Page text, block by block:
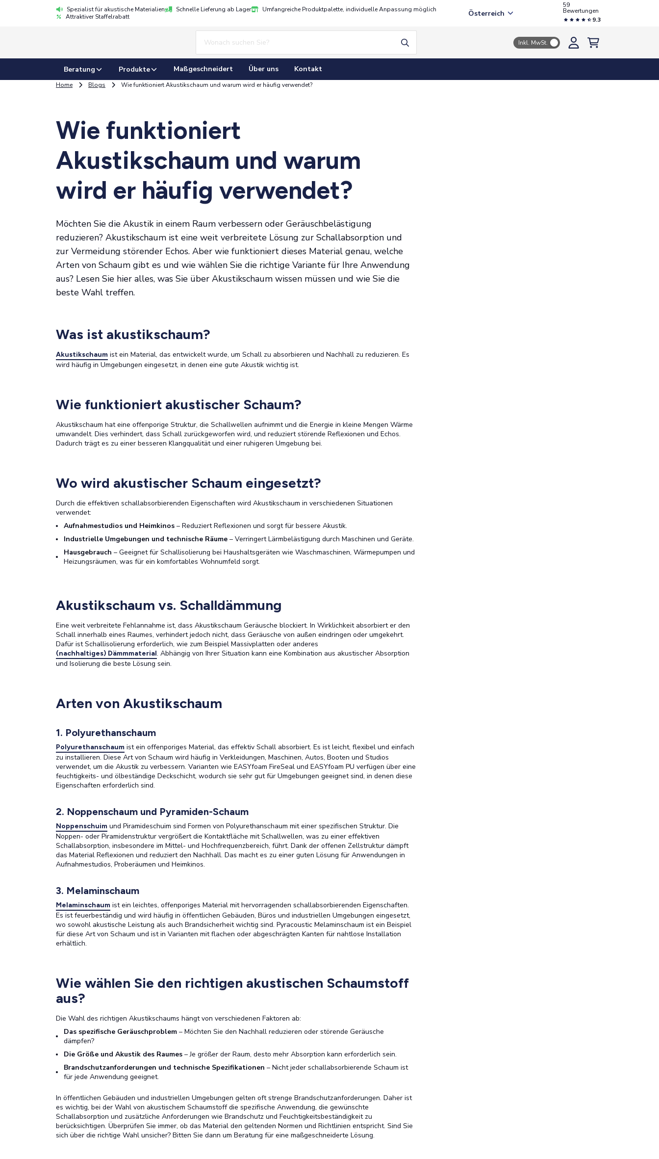
Spezialist für akustische Materialien Schnelle Lieferung ab Lager
Umfangreiche Produktpalette, individuelle Anpassung möglich
Attraktiver Staffelrabatt
Österreich
59
Bewertungen
9.3
Inkl. MwSt.
Beratung Produkte Maßgeschneidert Über uns Kontakt
Home Blogs Wie funktioniert Akustikschaum und warum wird er häufig verwendet?
Wie funktioniert
Akustikschaum und warum
wird er häufig verwendet?
Möchten Sie die Akustik in einem Raum verbessern oder Geräuschbelästigung
reduzieren? Akustikschaum ist eine weit verbreitete Lösung zur Schallabsorption und
zur Vermeidung störender Echos. Aber wie funktioniert dieses Material genau, welche
Arten von Schaum gibt es und wie wählen Sie die richtige Variante für Ihre Anwendung
aus? Lesen Sie hier alles, was Sie über Akustikschaum wissen müssen und wie Sie die
beste Wahl treffen.
Was ist akustikschaum?
Akustikschaum ist ein Material, das entwickelt wurde, um Schall zu absorbieren und Nachhall zu reduzieren. Es
wird häufig in Umgebungen eingesetzt, in denen eine gute Akustik wichtig ist.
Wie funktioniert akustischer Schaum?
Akustikschaum hat eine offenporige Struktur, die Schallwellen aufnimmt und die Energie in kleine Mengen Wärme
umwandelt. Dies verhindert, dass Schall zurückgeworfen wird, und reduziert störende Reflexionen und Echos.
Dadurch trägt es zu einer besseren Klangqualität und einer ruhigeren Umgebung bei.
Wo wird akustischer Schaum eingesetzt?
Durch die effektiven schallabsorbierenden Eigenschaften wird Akustikschaum in verschiedenen Situationen
verwendet:
Aufnahmestudios und Heimkinos – Reduziert Reflexionen und sorgt für bessere Akustik.
Industrielle Umgebungen und technische Räume – Verringert Lärmbelästigung durch Maschinen und Geräte.
Hausgebrauch – Geeignet für Schallisolierung bei Haushaltsgeräten wie Waschmaschinen, Wärmepumpen und
Heizungsräumen, was für ein komfortables Wohnumfeld sorgt.
Akustikschaum vs. Schalldämmung
Eine weit verbreitete Fehlannahme ist, dass Akustikschaum Geräusche blockiert. In Wirklichkeit absorbiert er den
Schall innerhalb eines Raumes, verhindert jedoch nicht, dass Geräusche von außen eindringen oder umgekehrt.
Dafür ist Schallisolierung erforderlich, wie zum Beispiel Massivplatten oder anderes
(nachhaltiges) Dämmmaterial. Abhängig von Ihrer Situation kann eine Kombination aus akustischer Absorption
und Isolierung die beste Lösung sein.
Arten von Akustikschaum
1. Polyurethanschaum
Polyurethanschaum ist ein offenporiges Material, das effektiv Schall absorbiert. Es ist leicht, flexibel und einfach
zu installieren. Diese Art von Schaum wird häufig in Verkleidungen, Maschinen, Autos, Booten und Studios
verwendet, um die Akustik zu verbessern. Varianten wie EASYfoam FireSeal und EASYfoam PU verfügen über eine
feuchtigkeits- und ölbeständige Deckschicht, wodurch sie sehr gut für Umgebungen geeignet sind, in denen diese
Eigenschaften erforderlich sind.
2. Noppenschaum und Pyramiden-Schaum
Noppenschuim und Piramideschuim sind Formen von Polyurethanschaum mit einer spezifischen Struktur. Die
Noppen- oder Piramidenstruktur vergrößert die Kontaktfläche mit Schallwellen, was zu einer effektiven
Schallabsorption, insbesondere im Mittel- und Hochfrequenzbereich, führt. Dank der offenen Zellstruktur dämpft
das Material Reflexionen und reduziert den Nachhall. Das macht es zu einer guten Lösung für Anwendungen in
Aufnahmestudios, Proberäumen und Heimkinos.
3. Melaminschaum
Melaminschaum ist ein leichtes, offenporiges Material mit hervorragenden schallabsorbierenden Eigenschaften.
Es ist feuerbeständig und wird häufig in öffentlichen Gebäuden, Büros und industriellen Umgebungen eingesetzt,
wo sowohl akustische Leistung als auch Brandsicherheit wichtig sind. Pyracoustic Melaminschaum ist ein Beispiel
für diese Art von Schaum und ist in Varianten mit flachen oder abgeschrägten Kanten für nahtlose Installation
erhältlich.
Wie wählen Sie den richtigen akustischen Schaumstoff
aus?
Die Wahl des richtigen Akustikschaums hängt von verschiedenen Faktoren ab:
Das spezifische Geräuschproblem – Möchten Sie den Nachhall reduzieren oder störende Geräusche
dämpfen?
Die Größe und Akustik des Raumes – Je größer der Raum, desto mehr Absorption kann erforderlich sein.
Brandschutzanforderungen und technische Spezifikationen – Nicht jeder schallabsorbierende Schaum ist
für jede Anwendung geeignet.
In öffentlichen Gebäuden und industriellen Umgebungen gelten oft strenge Brandschutzanforderungen. Daher ist
es wichtig, bei der Wahl von akustischem Schaumstoff die spezifische Anwendung, die gewünschte
Schallabsorption und zusätzliche Anforderungen wie Brandschutz und Feuchtigkeitsbeständigkeit zu
berücksichtigen. Überprüfen Sie immer, ob das Material den geltenden Normen und Richtlinien entspricht. Sind Sie
sich über die richtige Wahl unsicher? Bitten Sie dann um Beratung für eine maßgeschneiderte Lösung.